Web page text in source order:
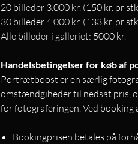
20 billeder 3.000 kr. (150 kr. pr
30 billeder 4.000 kr. (133 kr. pr
Alle billeder i galleriet: 5000 kr.
Handelsbetingelser for køb af
Portrætboost er en særlig
omstændgiheder til nedsat pris,
for fotograferingen. Ved booking
Bookingprisen betales på